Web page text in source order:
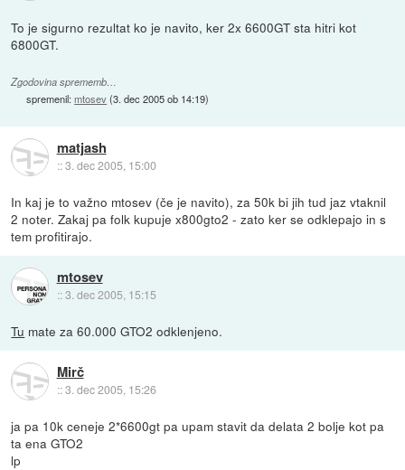
To je sigurno rezultat ko je navito, ker 2x 6600GT sta hitri kot
6800GT.
Zgodovina sprememb…
spremenil:mtosev(3. dec 2005 ob 14:19)
matjash
::3. dec 2005, 15:00
In kaj je to važno mtosev (če je navito), za 50k bi jih tud jaz vtaknil
2 noter. Zakaj pa folk kupuje x800gto2 - zato ker se odklepajo in s
tem profitirajo.
mtosev
::3. dec 2005, 15:15
Tu mate za 60.000 GTO2 odklenjeno.
Mirč
::3. dec 2005, 15:26
ja pa 10k ceneje 2*6600gt pa upam stavit da delata 2 bolje kot pa
ta ena GTO2
lp